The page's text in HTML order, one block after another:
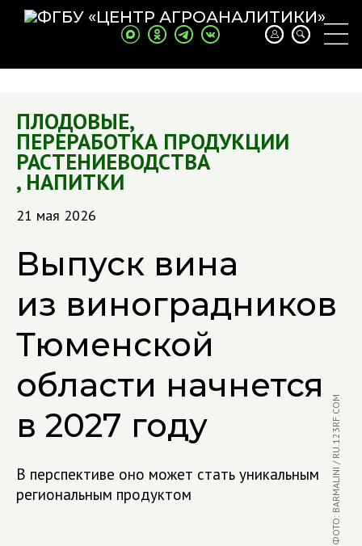
ПЛОДОВЫЕ,
ПЕРЕРАБОТКА ПРОДУКЦИИ
РАСТЕНИЕВОДСТВА
, НАПИТКИ
21 мая 2026
Выпуск вина
из виноградников
Тюменской
области начнется
в 2027 году
В перспективе оно может стать уникальным
региональным продуктом
ФОТО: BARMALINI / RU.123RF.COM